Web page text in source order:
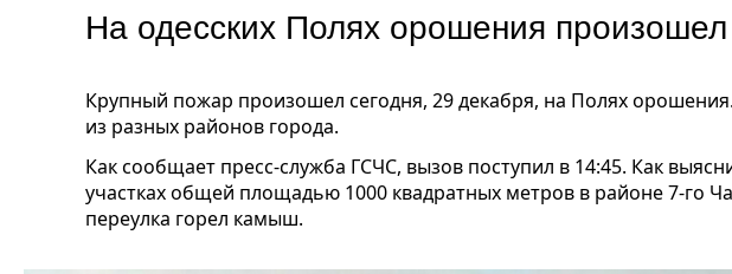
На одесских Полях орошения
Крупный пожар произошел сегодня, 29 декабря, на Полях
из разных районов города.
Как сообщает пресс-служба ГСЧС, вызов поступил в 14:45. Как
участках общей площадью 1000 квадратных метров в районе 7-го
переулка горел камыш.